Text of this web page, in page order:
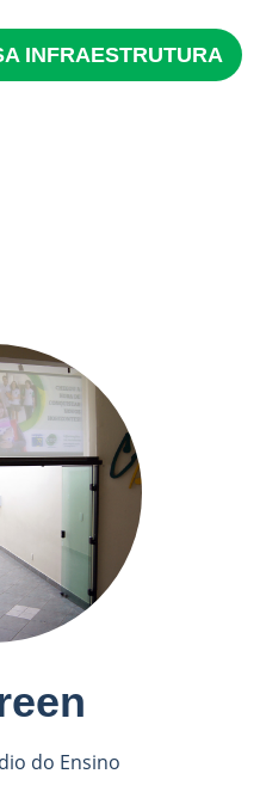
INFRAESTRUTURA
do Ensino